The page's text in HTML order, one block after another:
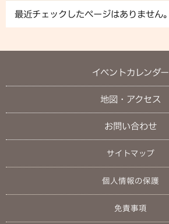
最近チェックしたページはありません。
イベントカレンダー
地図・アクセス
お問い合わせ
サイトマップ
個人情報の保護
免責事項